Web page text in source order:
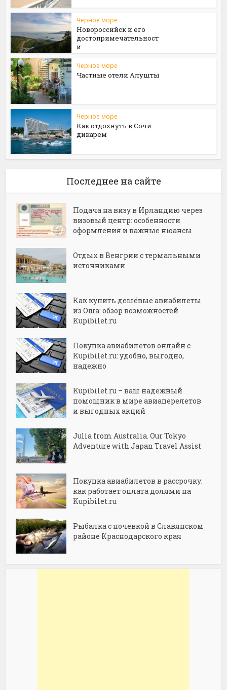
Черное море
Новороссийск и его
достопримечательност
и
Черное море
Частные отели Алушты
Черное море
Как отдохнуть в Сочи
дикарем
Последнее на сайте
Подача на визу в Ирландию через
визовый центр: особенности
оформления и важные нюансы
Отдых в Венгрии с термальными
источниками
Как купить дешёвые авиабилеты
из Оша: обзор возможностей
Kupibilet.ru
Покупка авиабилетов онлайн с
Kupibilet.ru: удобно, выгодно,
надежно
Kupibilet.ru – ваш надежный
помощник в мире авиаперелетов
и выгодных акций
Julia from Australia. Our Tokyo
Adventure with Japan Travel Assist
Покупка авиабилетов в рассрочку:
как работает оплата долями на
Kupibilet.ru
Рыбалка с ночевкой в Славянском
районе Краснодарского края